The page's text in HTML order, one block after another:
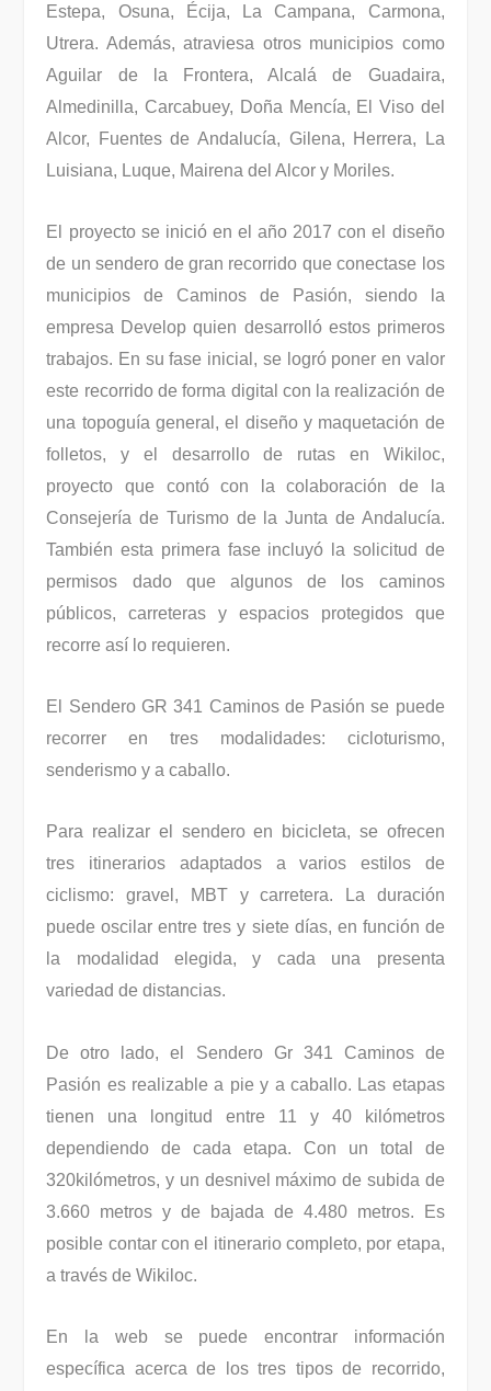
Estepa, Osuna, Écija, La Campana, Carmona,
Utrera. Además, atraviesa otros municipios como
Aguilar de la Frontera, Alcalá de Guadaira,
Almedinilla, Carcabuey, Doña Mencía, El Viso del
Alcor, Fuentes de Andalucía, Gilena, Herrera, La
Luisiana, Luque, Mairena del Alcor y Moriles.
El proyecto se inició en el año 2017 con el diseño
de un sendero de gran recorrido que conectase los
municipios de Caminos de Pasión, siendo la
empresa Develop quien desarrolló estos primeros
trabajos. En su fase inicial, se logró poner en valor
este recorrido de forma digital con la realización de
una topoguía general, el diseño y maquetación de
folletos, y el desarrollo de rutas en Wikiloc,
proyecto que contó con la colaboración de la
Consejería de Turismo de la Junta de Andalucía.
También esta primera fase incluyó la solicitud de
permisos dado que algunos de los caminos
públicos, carreteras y espacios protegidos que
recorre así lo requieren.
El Sendero GR 341 Caminos de Pasión se puede
recorrer en tres modalidades: cicloturismo,
senderismo y a caballo.
Para realizar el sendero en bicicleta, se ofrecen
tres itinerarios adaptados a varios estilos de
ciclismo: gravel, MBT y carretera. La duración
puede oscilar entre tres y siete días, en función de
la modalidad elegida, y cada una presenta
variedad de distancias.
De otro lado, el Sendero Gr 341 Caminos de
Pasión es realizable a pie y a caballo. Las etapas
tienen una longitud entre 11 y 40 kilómetros
dependiendo de cada etapa. Con un total de
320kilómetros, y un desnivel máximo de subida de
3.660 metros y de bajada de 4.480 metros. Es
posible contar con el itinerario completo, por etapa,
a través de Wikiloc.
En la web se puede encontrar información
específica acerca de los tres tipos de recorrido,